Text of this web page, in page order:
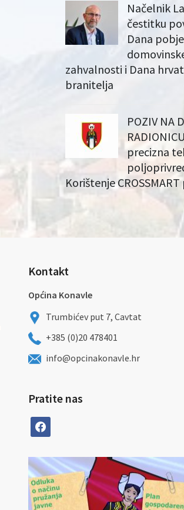
Načelnik
čestitku
Dana
zahvalnosti i Dana
branitelja
POZIV NA
precizna
Korištenje
Kontakt
Općina Konavle
Trumbićev put 7, Cavtat
+385 (0)20 478401
info@opcinakonavle.hr
Pratite nas
facebook